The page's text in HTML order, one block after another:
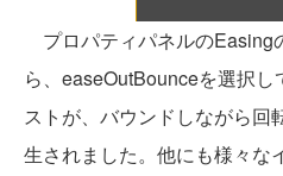
プロパティパネルのEasing
ら、easeOutBounceを選択
ストが、バウンドしながら回
生されました。他にも様々な